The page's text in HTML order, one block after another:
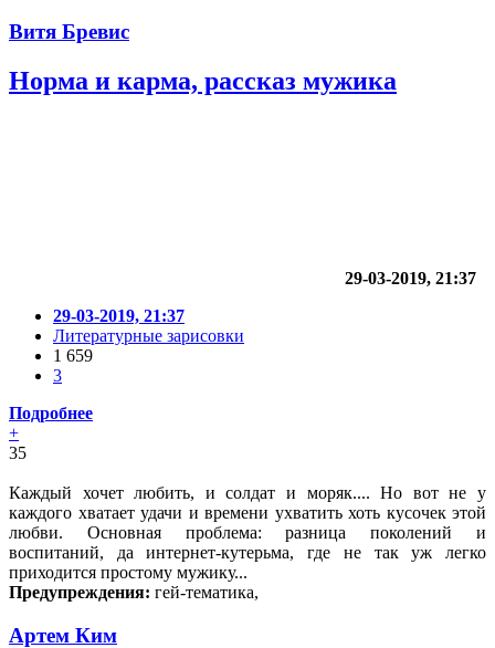
Витя Бревис
Норма и карма, рассказ мужика
29-03-2019, 21:37
29-03-2019, 21:37
Литературные зарисовки
1 659
3
Подробнее
+
35
Каждый хочет любить, и солдат и моряк.... Но вот не у
каждого хватает удачи и времени ухватить хоть кусочек этой
любви. Основная проблема: разница поколений и
воспитаний, да интернет-кутерьма, где не так уж легко
приходится простому мужику...
Предупреждения: гей-тематика,
Артем Ким